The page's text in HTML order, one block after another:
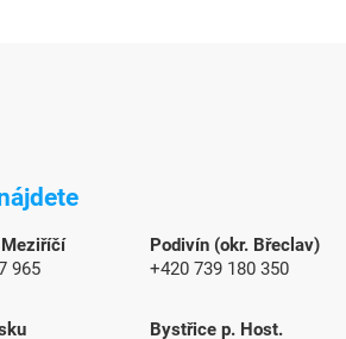
v
ý
965
Podivín (okr. Břeclav)
+420 739 180 350
Bystřice p. Host.